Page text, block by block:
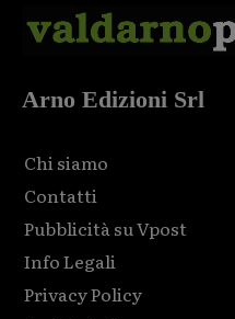
Arno Edizioni Srl
Chi siamo
Contatti
Pubblicità su Vpost
Info Legali
Privacy Policy